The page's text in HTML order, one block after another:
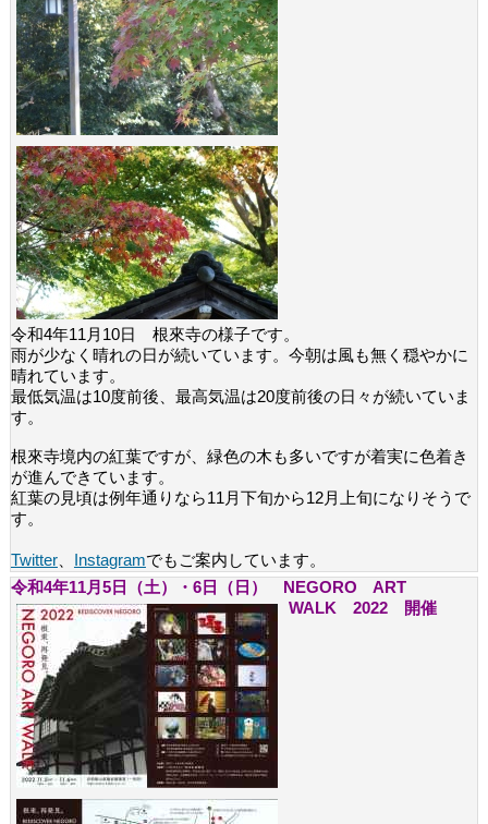
令和4年11月10日 根來寺の様子です。
雨が少なく晴れの日が続いています。今朝は風も無く穏やかに
晴れています。
最低気温は10度前後、最高気温は20度前後の日々が続いていま
す。
根來寺境内の紅葉ですが、緑色の木も多いですが着実に色着き
が進んできています。
紅葉の見頃は例年通りなら11月下旬から12月上旬になりそうで
す。
Twitter、 Instagramでもご案内しています。
令和4年11月5日（土）・6日（日） NEGORO ART
WALK 2022 開催